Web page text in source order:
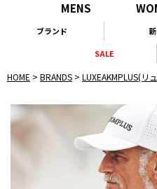
MENS
ブランド
SALE
HOME BRANDS LUXEAKMPLUS(リ